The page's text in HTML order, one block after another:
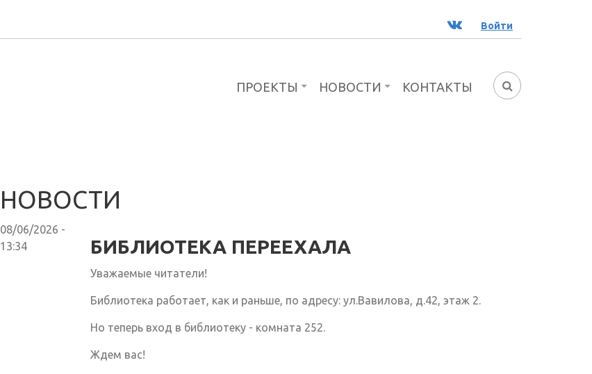
ВК Войти
ФОРМА
ПРОЕКТЫ НОВОСТИ КОНТАКТЫ
НОВОСТИ
08/06/2026 -
13:34
БИБЛИОТЕКА ПЕРЕЕХАЛА
Уважаемые читатели!
Библиотека работает, как и раньше, по адресу: ул.Вавилова, д.42, этаж 2.
Но теперь вход в библиотеку - комната 252.
Ждем вас!